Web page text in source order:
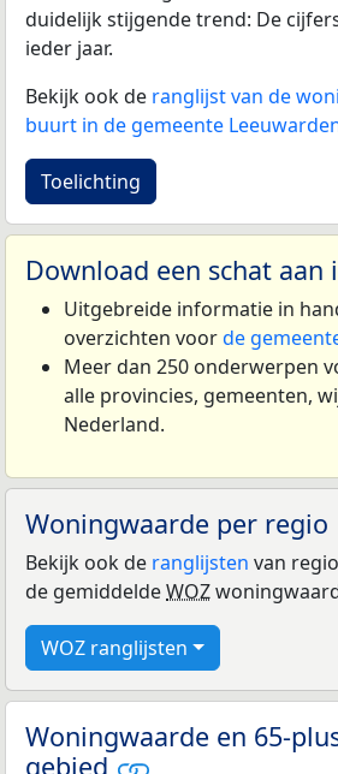
duidelijk stijgende trend: De
ieder jaar.
Bekijk ook de ranglijst van de
buurt in de gemeente
Toelichting
Download een schat
Uitgebreide informatie in
overzichten voorde
Meer dan 250 onderwerpen
alle provincies, gemeenten,
Nederland.
Woningwaarde per regio
Bekijk ook de ranglijsten van
de gemiddeldeWOZ
WOZ ranglijsten
Woningwaarde en 65-
gebied